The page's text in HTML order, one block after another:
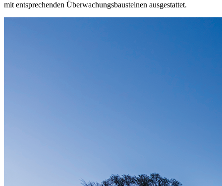
mit entsprechenden Überwachungsbausteinen ausgestattet.